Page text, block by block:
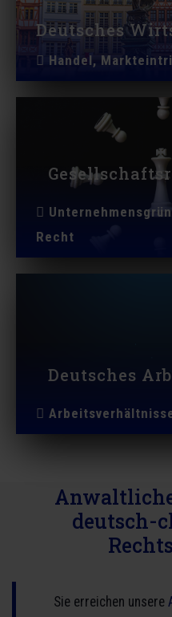
Deutsches
Handel,
Recht
Deutsches
deutsch-
Sie erreichen unsere